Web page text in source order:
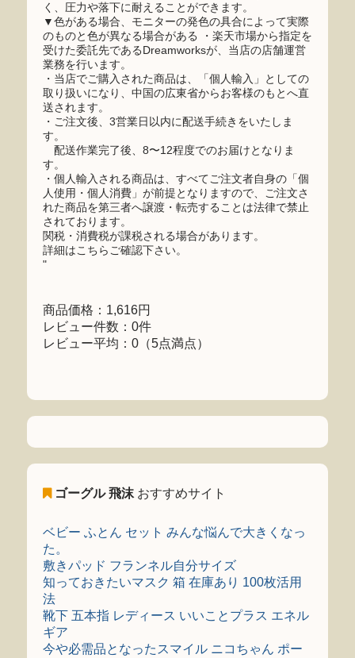
く、圧力や落下に耐えることができます。
▼色がある場合、モニターの発色の具合によって実際
のものと色が異なる場合がある ・楽天市場から指定を
受けた委託先であるDreamworksが、当店の店舗運営
業務を行います。
・当店でご購入された商品は、「個人輸入」としての
取り扱いになり、中国の広東省からお客様のもとへ直
送されます。
・ご注文後、3営業日以内に配送手続きをいたしま
す。
配送作業完了後、8〜12程度でのお届けとなりま
す。
・個人輸入される商品は、すべてご注文者自身の「個
人使用・個人消費」が前提となりますので、ご注文さ
れた商品を第三者へ譲渡・転売することは法律で禁止
されております。
関税・消費税が課税される場合があります。
詳細はこちらご確認下さい。
"
商品価格：1,616円
レビュー件数：0件
レビュー平均：0（5点満点）
ゴーグル 飛沫おすすめサイト
ベビー ふとん セット みんな悩んで大きくなっ
た。
敷きパッド フランネル自分サイズ
知っておきたいマスク 箱 在庫あり 100枚活用
法
靴下 五本指 レディース いいことプラス エネル
ギア
今や必需品となったスマイル ニコちゃん ポー